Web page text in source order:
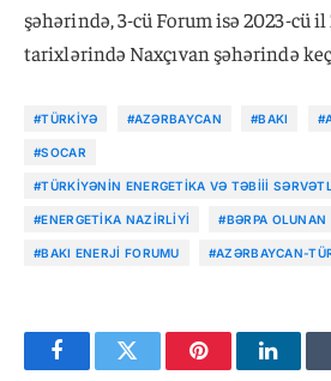
şəhərində, 3-cü Forum isə 2023-cü
tarixlərində Naxçıvan şəhərində
#TÜRKIYƏ #AZƏRBAYCAN #BAKI
#SOCAR
#TÜRKIYƏNIN ENERGETIKA VƏ TƏBIII
#ENERGETIKA NAZIRLIYI #BƏRPA OLUNAN
#BAKI ENERJI FORUMU #AZƏRBAYCAN-
FacebookTwitter Pinterest